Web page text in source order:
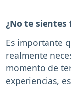
¿No te sientes
Es importante
realmente
momento de
experiencias,